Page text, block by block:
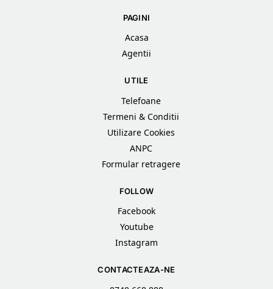
PAGINI
Acasa
Agentii
UTILE
Telefoane
Termeni & Conditii
Utilizare Cookies
ANPC
Formular retragere
FOLLOW
Facebook
Youtube
Instagram
CONTACTEAZA-NE